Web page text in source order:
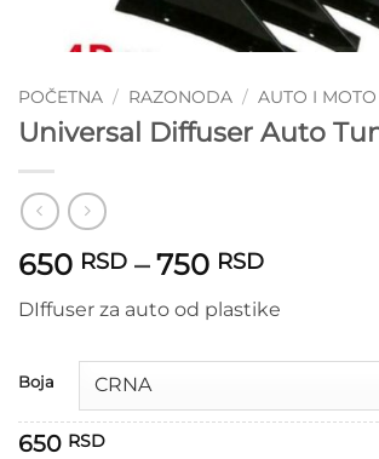
POČETNA / RAZONODA / AUTO I MOTO
Universal Diffuser Auto
650 RSD – 750 RSDRaspon
od
750
DIffuser za auto od plastike
Boja
650 RSD